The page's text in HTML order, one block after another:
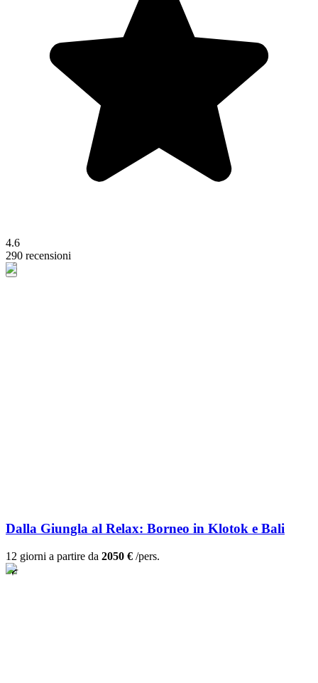
4.6
290 recensioni
Dalla Giungla al Relax: Borneo in Klotok e Bali
12 giorni a partire da 2050 € /pers.